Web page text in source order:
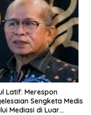
Merespon
Sengketa Medis
Mediasi di Luar